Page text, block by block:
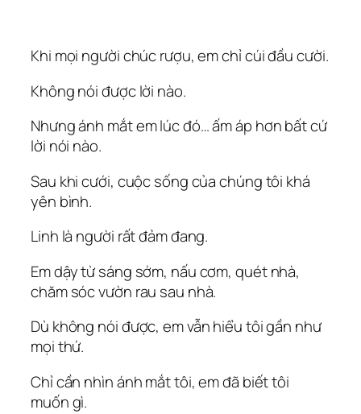
Khi mọi người chúc rượu, em chỉ cúi đầu cười.
Không nói được lời nào.
Nhưng ánh mắt em lúc đó… ấm áp hơn bất cứ
lời nói nào.
Sau khi cưới, cuộc sống của chúng tôi khá
yên bình.
Linh là người rất đảm đang.
Em dậy từ sáng sớm, nấu cơm, quét nhà,
chăm sóc vườn rau sau nhà.
Dù không nói được, em vẫn hiểu tôi gần như
mọi thứ.
Chỉ cần nhìn ánh mắt tôi, em đã biết tôi
muốn gì.